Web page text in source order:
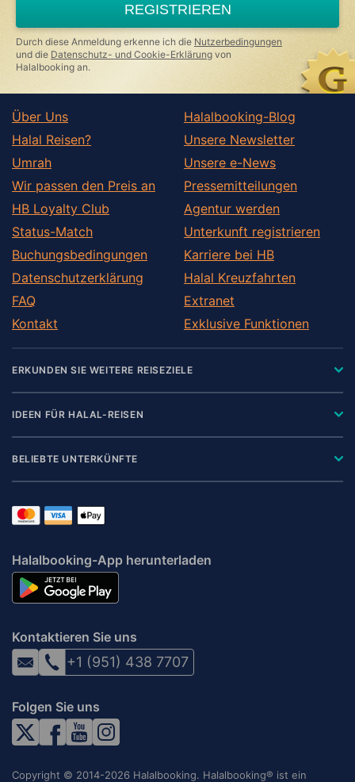
REGISTRIEREN
Durch diese Anmeldung erkenne ich die Nutzerbedingungen
und die Datenschutz- und Cookie-Erklärung von
Halalbooking an.
Über Uns
Halal Reisen?
Umrah
Wir passen den Preis an
HB Loyalty Club
Status-Match
Buchungsbedingungen
Datenschutzerklärung
FAQ
Kontakt
Halalbooking-Blog
Unsere Newsletter
Unsere e-News
Pressemitteilungen
Agentur werden
Unterkunft registrieren
Karriere bei HB
Halal Kreuzfahrten
Extranet
Exklusive Funktionen
ERKUNDEN SIE WEITERE REISEZIELE
IDEEN FÜR HALAL-REISEN
BELIEBTE UNTERKÜNFTE
Halalbooking-App herunterladen
Kontaktieren Sie uns
+1 (951) 438 7707
Folgen Sie uns
Copyright © 2014-2026 Halalbooking. Halalbooking® ist ein